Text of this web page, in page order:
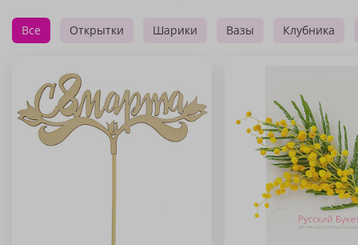
Все Открытки Шарики Вазы Клубника